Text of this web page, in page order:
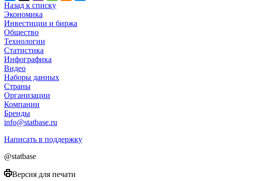
Назад к списку
Экономика
Инвестиции и биржа
Общество
Технологии
Cтатистика
Инфографика
Видео
Наборы данных
Страны
Организации
Компании
Бренды
info@statbase.ru
Написать в поддержку
@statbase
Версия для печати